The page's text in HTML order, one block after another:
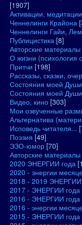
[1907]
Активации,
Ченнелинги Крайона
Ченнелинги Гайи,
Публицистика [8]
Авторские материалы
О жизни (психология
Притчи [198]
Рассказы, сказки,
Состояния моей
Состояния моей
Видео, кино [303]
Мои озвученные
Альтернатива
Исповедь читателя...
Поэзия [49]
ЭЗО-юмор [70]
Авторские
2020 ЭНЕРГИИ года
2020 - энергии
2018 - 2019 ЭНЕРГИИ
2017 - ЭНЕРГИИ года
2016 - ЭНЕРГИИ года
2016 - энергии
2015 - ЭНЕРГИИ года